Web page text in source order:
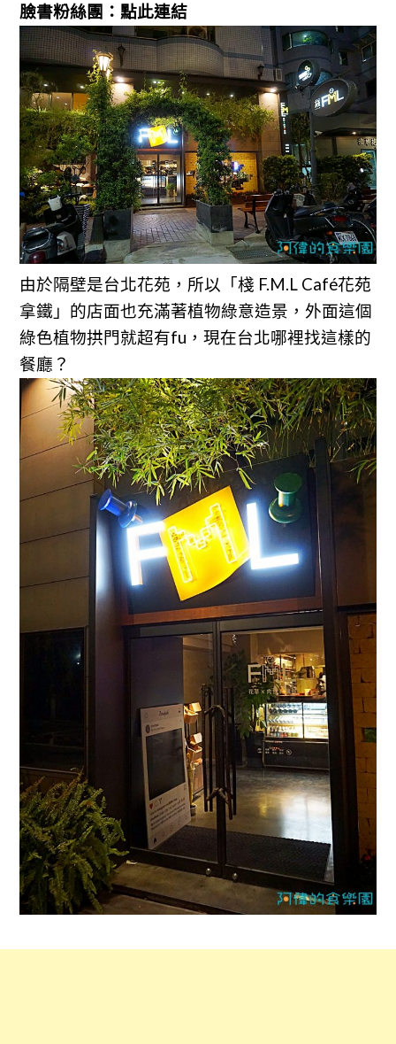
臉書粉絲團： 點此連結
由於隔壁是台北花苑，所以「棧 F.M.L Café花苑
拿鐵」的店面也充滿著植物綠意造景，外面這個
綠色植物拱門就超有fu，現在台北哪裡找這樣的
餐廳？